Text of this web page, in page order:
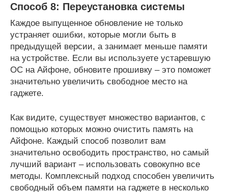
Способ 8: Переустановка системы
Каждое выпущенное обновление не только
устраняет ошибки, которые могли быть в
предыдущей версии, а занимает меньше памяти
на устройстве. Если вы используете устаревшую
ОС на Айфоне, обновите прошивку – это поможет
значительно увеличить свободное место на
гаджете.
Как видите, существует множество вариантов, с
помощью которых можно очистить память на
Айфоне. Каждый способ позволит вам
значительно освободить пространство, но самый
лучший вариант – использовать совокупно все
методы. Комплексный подход способен увеличить
свободный объем памяти на гаджете в несколько